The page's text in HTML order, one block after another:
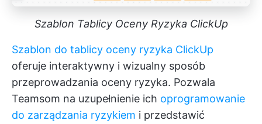
Szablon Tablicy Oceny Ryzyka ClickUp
Szablon do tablicy oceny ryzyka ClickUp
oferuje interaktywny i wizualny sposób
przeprowadzania oceny ryzyka. Pozwala
Teamsom na uzupełnienie ich oprogramowanie
do zarządzania ryzykiem i przedstawić